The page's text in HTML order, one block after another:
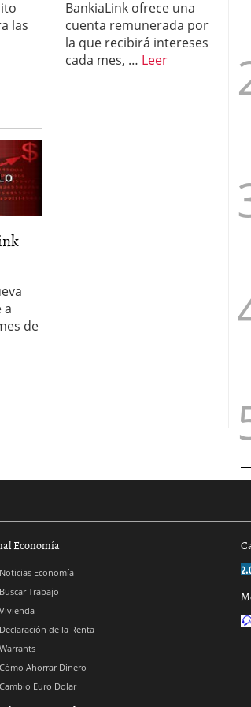
las
BankiaLink ofrece una
cuenta remunerada por
la que recibirá intereses
cada mes, … Leer
a
de
Economía
Economía
Buscar Trabajo
Vivienda
Declaración de la Renta
Warrants
Cómo Ahorrar Dinero
Cambio Euro Dolar